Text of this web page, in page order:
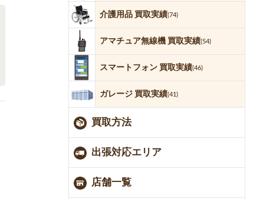
介護用品 買取実績(74)
アマチュア無線機 買取実績(54)
スマートフォン 買取実績(46)
ガレージ 買取実績(41)
買取方法
出張対応エリア
店舗一覧